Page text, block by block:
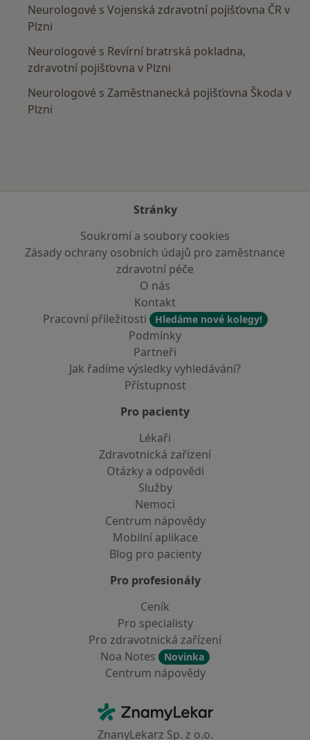
Neurologové s Vojenská zdravotní pojišťovna ČR v
Plzni
Neurologové s Revírní bratrská pokladna,
zdravotní pojišťovna v Plzni
Neurologové s Zaměstnanecká pojišťovna Škoda v
Plzni
Stránky
Soukromí a soubory cookies
Zásady ochrany osobních údajů pro zaměstnance
zdravotní péče
O nás
Kontakt
Pracovní příležitosti
Hledáme nové kolegy!
Podmínky
Partneři
Jak řadíme výsledky vyhledávání?
Přístupnost
Pro pacienty
Lékaři
Zdravotnická zařízení
Otázky a odpovědi
Služby
Nemoci
Centrum nápovědy
Mobilní aplikace
Blog pro pacienty
Pro profesionály
Ceník
Pro specialisty
Pro zdravotnická zařízení
Noa Notes
Novinka
Centrum nápovědy
ZnamyLekar - Hlavní stránka
ZnanyLekarz Sp. z o.o.